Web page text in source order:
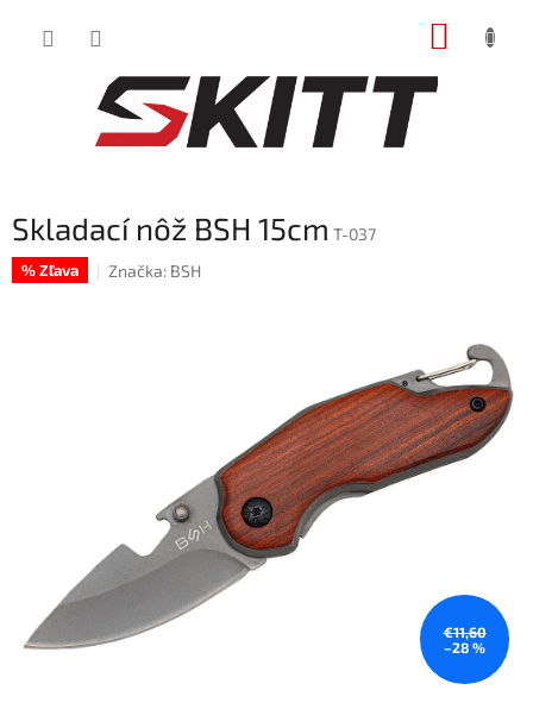
Skladací nôž BSH 15cm T-037
% Zľava Značka: BSH
€11,60
–28 %